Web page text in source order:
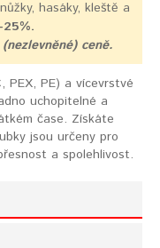
hasáky, kleště a
ceně.
PEX, PE) a vícevrstvé
uchopitelné a
čase. Získáte
jsou určeny pro
a spolehlivost.